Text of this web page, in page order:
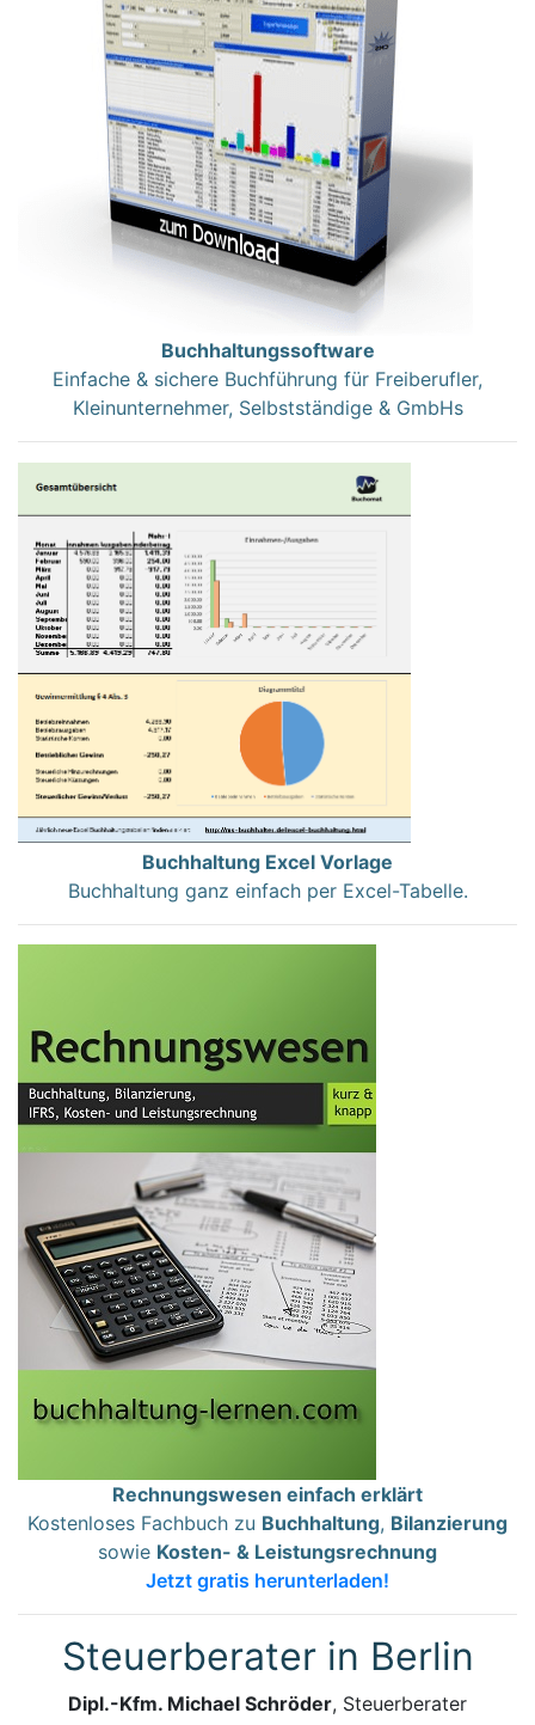
Buchhaltungssoftware
Einfache & sichere Buchführung für Freiberufler,
Kleinunternehmer, Selbstständige & GmbHs
Buchhaltung Excel Vorlage
Buchhaltung ganz einfach per Excel-Tabelle.
Rechnungswesen einfach erklärt
Kostenloses Fachbuch zu Buchhaltung, Bilanzierung
sowie Kosten- & Leistungsrechnung
Jetzt gratis herunterladen!
Steuerberater in Berlin
Dipl.-Kfm. Michael Schröder, Steuerberater